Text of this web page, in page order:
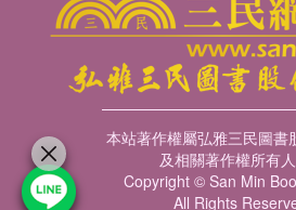
本站著作權屬弘雅三民圖書
及相關著作權所有
Copyright © San Min
All Rights